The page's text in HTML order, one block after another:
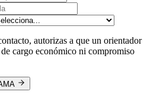
autorizas a que un orientador
cargo económico ni compromiso